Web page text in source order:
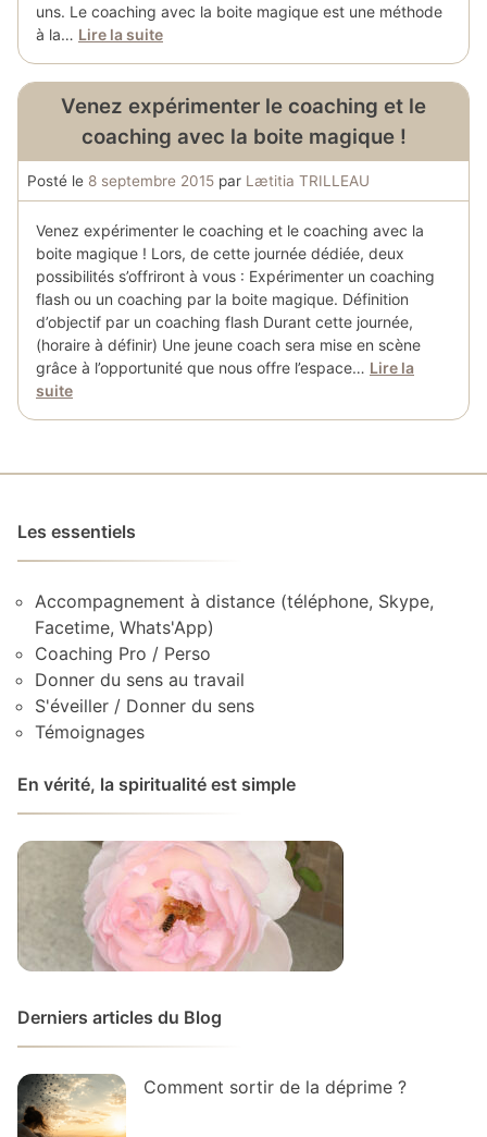
uns. Le coaching avec la boite magique est une méthode
à la… Lire la suite
Venez expérimenter le coaching et le
coaching avec la boite magique !
Posté le 8 septembre 2015 par Lætitia TRILLEAU
Venez expérimenter le coaching et le coaching avec la
boite magique ! Lors, de cette journée dédiée, deux
possibilités s’offriront à vous : Expérimenter un coaching
flash ou un coaching par la boite magique. Définition
d’objectif par un coaching flash Durant cette journée,
(horaire à définir) Une jeune coach sera mise en scène
grâce à l’opportunité que nous offre l’espace… Lire la
suite
Les essentiels
Accompagnement à distance (téléphone, Skype,
Facetime, Whats'App)
Coaching Pro / Perso
Donner du sens au travail
S'éveiller / Donner du sens
Témoignages
En vérité, la spiritualité est simple
Derniers articles du Blog
Comment sortir de la déprime ?